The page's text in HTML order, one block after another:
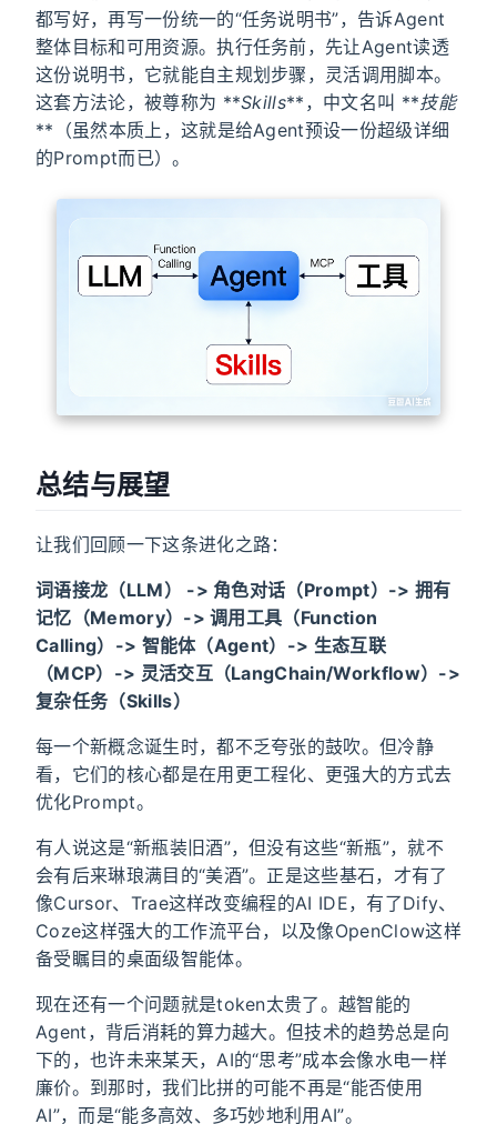
都写好，再写一份统一的“任务说明书”，告诉Agent
整体目标和可用资源。执行任务前，先让Agent读透
这份说明书，它就能自主规划步骤，灵活调用脚本。
这套方法论，被尊称为 **Skills**，中文名叫 **技能
**（虽然本质上，这就是给Agent预设一份超级详细
的Prompt而已）。
总结与展望
让我们回顾一下这条进化之路：
词语接龙（LLM） -> 角色对话（Prompt）-> 拥有
记忆（Memory）-> 调用工具（Function
Calling）-> 智能体（Agent）-> 生态互联
（MCP）-> 灵活交互（LangChain/Workflow）->
复杂任务（Skills）
每一个新概念诞生时，都不乏夸张的鼓吹。但冷静
看，它们的核心都是在用更工程化、更强大的方式去
优化Prompt。
有人说这是“新瓶装旧酒”，但没有这些“新瓶”，就不
会有后来琳琅满目的“美酒”。正是这些基石，才有了
像Cursor、Trae这样改变编程的AI IDE，有了Dify、
Coze这样强大的工作流平台，以及像OpenClow这样
备受瞩目的桌面级智能体。
现在还有一个问题就是token太贵了。越智能的
Agent，背后消耗的算力越大。但技术的趋势总是向
下的，也许未来某天，AI的“思考”成本会像水电一样
廉价。到那时，我们比拼的可能不再是“能否使用
AI”，而是“能多高效、多巧妙地利用AI”。